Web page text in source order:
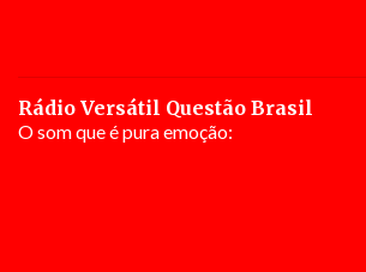
Rádio Versátil Questão Brasil
O som que é pura emoção: